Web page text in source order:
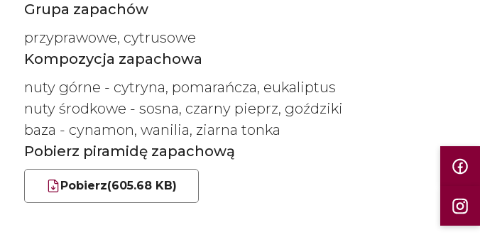
Grupa zapachów
przyprawowe, cytrusowe
Kompozycja zapachowa
nuty górne - cytryna, pomarańcza, eukaliptus
nuty środkowe - sosna, czarny pieprz, goździki
baza - cynamon, wanilia, ziarna tonka
Pobierz piramidę zapachową
Pobierz(605.68 KB)